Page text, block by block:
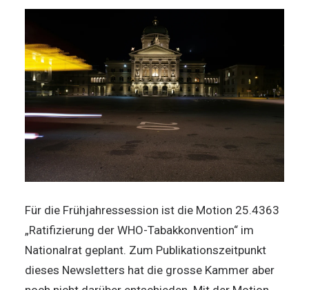
Für die Frühjahressession ist die Motion 25.4363
„Ratifizierung der WHO-Tabakkonvention“ im
Nationalrat geplant. Zum Publikationszeitpunkt
dieses Newsletters hat die grosse Kammer aber